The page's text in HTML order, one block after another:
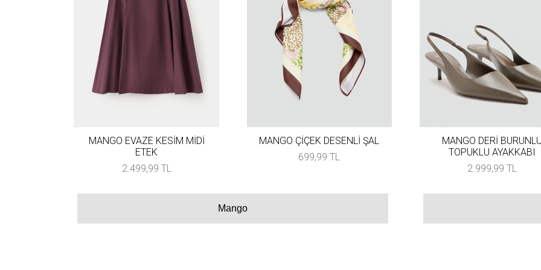
MANGO EVAZE KESİM MİDİ
ETEK
2.499,99 TL
MANGO ÇİÇEK DESENLİ ŞAL
699,99 TL
MANGO DERİ
TOPUKLU AYAKKABI
2.999,99 TL
Mango